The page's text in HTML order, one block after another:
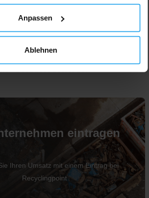
Anpassen
Ablehnen
Unternehmen
eintragen
Ihren Umsatz mit einem Eintrag bei
Recyclingpoint